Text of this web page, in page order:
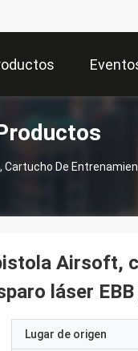
De
Airsoft,
láser EBB
Lugar de origen